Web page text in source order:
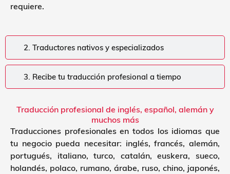
2. Traductores nativos y especializados
3. Recibe tu traducción profesional a tiempo
requiere.
Traducción profesional de inglés, español, alemán y
muchos más
Traducciones profesionales en todos los idiomas que
tu negocio pueda necesitar: inglés, francés, alemán,
portugués, italiano, turco, catalán, euskera, sueco,
holandés, polaco, rumano, árabe, ruso, chino, japonés,